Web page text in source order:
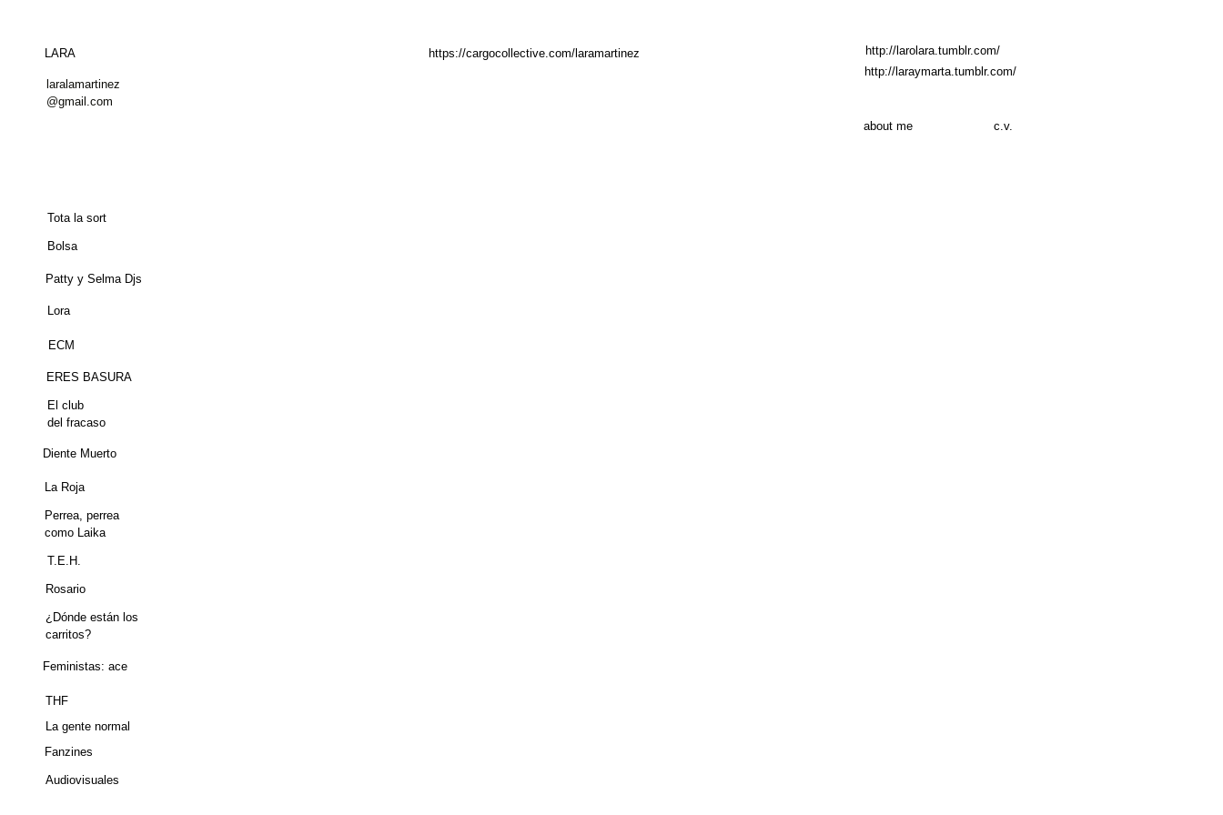
LARA
Feministas: ace
http://larolara.tumblr.com/
http://laraymarta.tumblr.com/
THF
Audiovisuales
laralamartinez
@gmail.com
about me
T.E.H.
c.v.
Perrea, perrea
como Laika
¿Dónde están los
carritos?
La Roja
Fanzines
La gente normal
Rosario
https://cargocollective.com/laramartinez
Diente Muerto
El club
del fracaso
ERES BASURA
ECM
Bolsa
Patty y Selma Djs
Lora
Tota la sort